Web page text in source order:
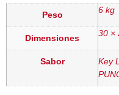
Peso 6 kg
Dimensiones 30 ×
Sabor
Key